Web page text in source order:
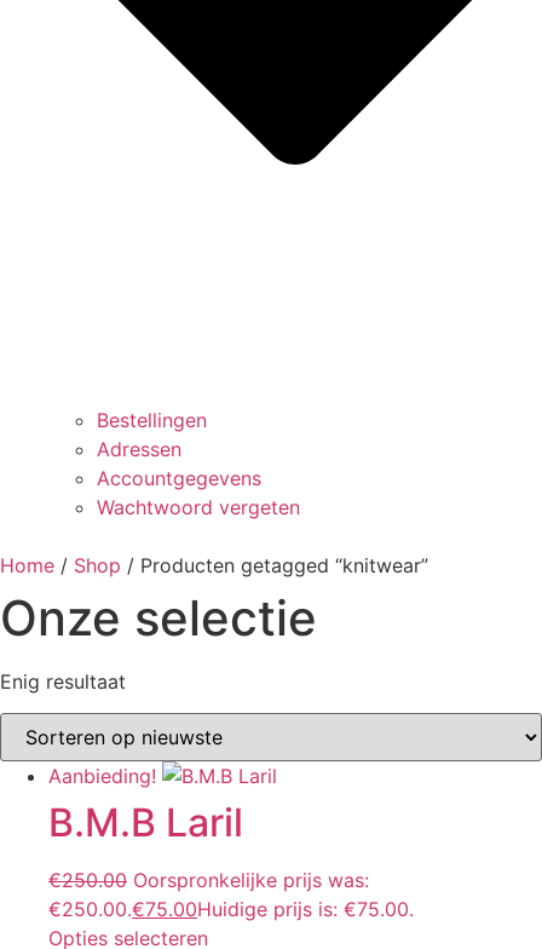
Bestellingen
Adressen
Accountgegevens
Wachtwoord vergeten
Home / Shop / Producten getagged “knitwear”
Onze selectie
Enig resultaat
Aanbieding!
B.M.B Laril
€250.00 Oorspronkelijke prijs was:
€250.00.€75.00Huidige prijs is: €75.00.
Opties selecteren